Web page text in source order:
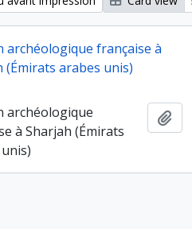
archéologique française à
(Émirats arabes unis)
archéologique
à Sharjah (Émirats